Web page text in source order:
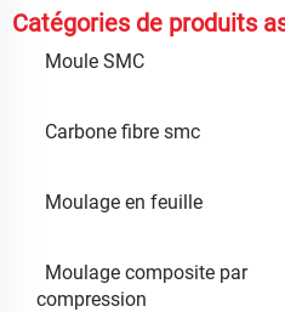
Catégories de produits
Moule SMC
Carbone fibre smc
Moulage en feuille
Moulage composite par
compression